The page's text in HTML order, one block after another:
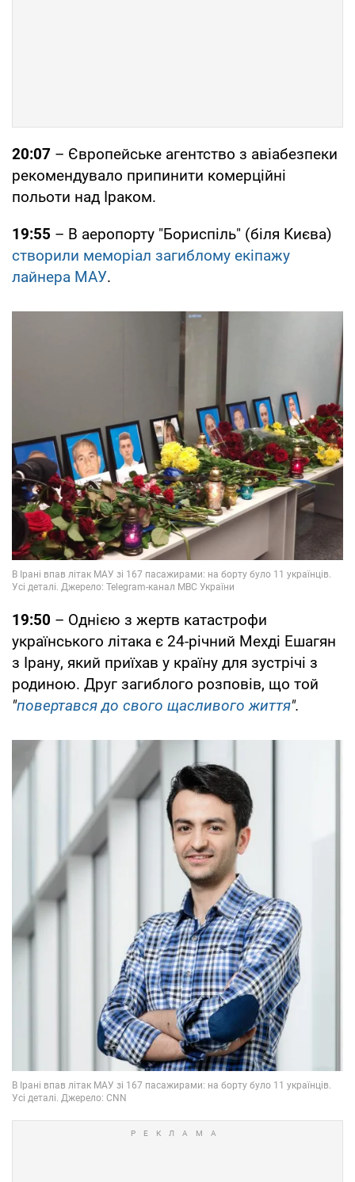
20:07 – Європейське агентство з авіабезпеки
рекомендувало припинити комерційні
польоти над Іраком.
19:55 – В аеропорту "Бориспіль" (біля Києва)
створили меморіал загиблому екіпажу
лайнера МАУ.
19:50 – Однією з жертв катастрофи
українського літака є 24-річний Мехді Ешагян
з Ірану, який приїхав у країну для зустрічі з
родиною. Друг загиблого розповів, що той
"повертався до свого щасливого життя".